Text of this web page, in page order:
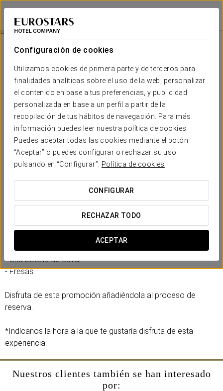
Configuración de cookies
Utilizamos cookies de primera parte y de terceros para
finalidades analíticas sobre el uso de la web, personalizar
el contenido en base a tus preferencias, y publicidad
personalizada en base a un perfil a partir de la
recopilación de tus hábitos de navegación. Para más
información puedes leer nuestra política de cookies.
Puedes aceptar todas las cookies mediante el botón
“Aceptar” o puedes configurar o rechazar su uso
pulsando en “Configurar”.
Política de cookies
CONFIGURAR
RECHAZAR TODO
ACEPTAR
Eurostars Pamplona
PAMPLONA
Experiencia Romántica
35 €
Experiencia romántica
Cualquier momento es bueno para sorprender a tu pareja y
disfrutar de tiempo para los dos, por eso en Eurostars
Pamplona te proponemos esta experiencia romántica dónde
podréis vivir una velada maravillosa.
Incluye:
- Una botella de cava.
- Fresas.
Disfruta de esta promoción añadiéndola al proceso de
reserva.
*Indícanos la hora a la que te gustaría disfruta de esta
experiencia.
Nuestros clientes también se han interesado
por: